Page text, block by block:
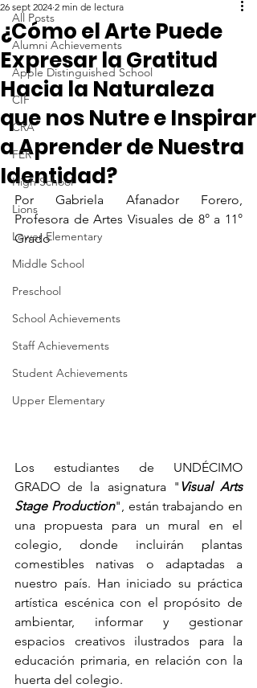
All Posts
Alumni Achievements
Apple Distinguished School
CIF
CRA
FER
High School
Lions
Lower Elementary
Middle School
Preschool
School Achievements
Staff Achievements
Student Achievements
Upper Elementary
¿Cómo el Arte Puede
Expresar la Gratitud
Hacia la Naturaleza
que nos Nutre e Inspirar
a Aprender de Nuestra
Identidad?
26 sept 2024 2 min de lectura
Por Gabriela Afanador Forero,
Profesora de Artes Visuales de 8° a 11°
Grado
Los estudiantes de UNDÉCIMO
GRADO de la asignatura " Visual Arts
Stage Production", están trabajando en
una propuesta para un mural en el
colegio, donde incluirán plantas
comestibles nativas o adaptadas a
nuestro país. Han iniciado su práctica
artística escénica con el propósito de
ambientar, informar y gestionar
espacios creativos ilustrados para la
educación primaria, en relación con la
huerta del colegio.